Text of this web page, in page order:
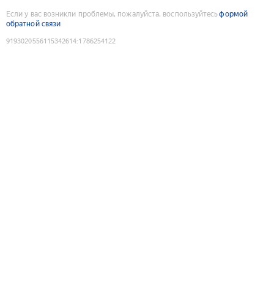
Если у вас возникли проблемы, пожалуйста, воспользуйтесьформой
обратной связи
9193020556115342614:1786254122